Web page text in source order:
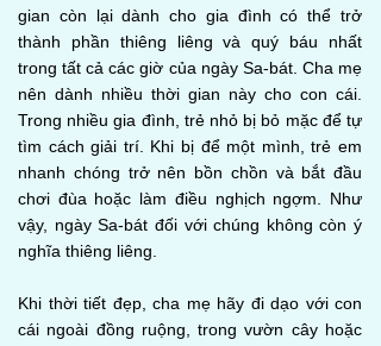
gian còn lại dành cho gia đình có thể trở
thành phần thiêng liêng và quý báu nhất
trong tất cả các giờ của ngày Sa-bát. Cha mẹ
nên dành nhiều thời gian này cho con cái.
Trong nhiều gia đình, trẻ nhỏ bị bỏ mặc để tự
tìm cách giải trí. Khi bị để một mình, trẻ em
nhanh chóng trở nên bồn chồn và bắt đầu
chơi đùa hoặc làm điều nghịch ngợm. Như
vậy, ngày Sa-bát đối với chúng không còn ý
nghĩa thiêng liêng.
Khi thời tiết đẹp, cha mẹ hãy đi dạo với con
cái ngoài đồng ruộng, trong vườn cây hoặc